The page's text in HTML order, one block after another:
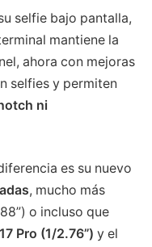
selfie bajo pantalla,
mantiene la
ahora con mejoras
selfies y permiten
ni
es su nuevo
, mucho más
o incluso que
Pro (1/2.76”) y el